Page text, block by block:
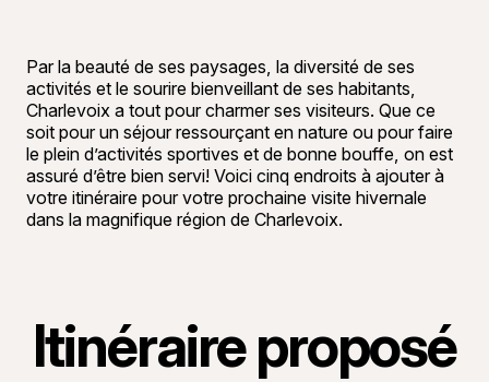
Par la beauté de ses paysages, la diversité de ses
activités et le sourire bienveillant de ses habitants,
Charlevoix a tout pour charmer ses visiteurs. Que ce
soit pour un séjour ressourçant en nature ou pour faire
le plein d’activités sportives et de bonne bouffe, on est
assuré d’être bien servi! Voici cinq endroits à ajouter à
votre itinéraire pour votre prochaine visite hivernale
dans la magnifique région de Charlevoix.
Itinéraire proposé